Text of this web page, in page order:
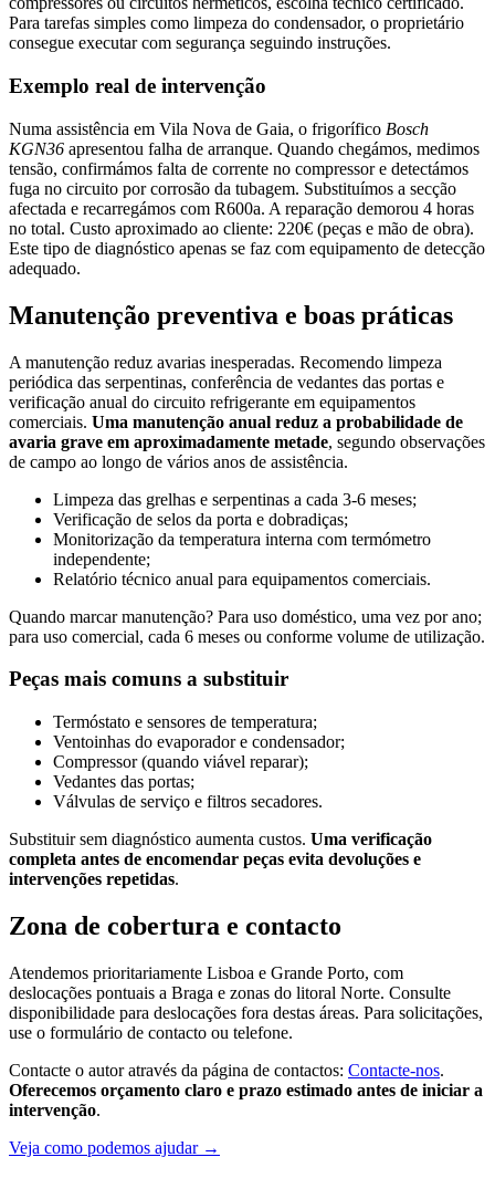
Para tarefas simples como limpeza do condensador, o proprietário
consegue executar com segurança seguindo instruções.
Exemplo real de intervenção
Numa assistência em Vila Nova de Gaia, o frigorífico Bosch
KGN36 apresentou falha de arranque. Quando chegámos, medimos
tensão, confirmámos falta de corrente no compressor e detectámos
fuga no circuito por corrosão da tubagem. Substituímos a secção
afectada e recarregámos com R600a. A reparação demorou 4 horas
no total. Custo aproximado ao cliente: 220€ (peças e mão de obra).
Este tipo de diagnóstico apenas se faz com equipamento de detecção
adequado.
Manutenção preventiva e boas práticas
A manutenção reduz avarias inesperadas. Recomendo limpeza
periódica das serpentinas, conferência de vedantes das portas e
verificação anual do circuito refrigerante em equipamentos
comerciais. Uma manutenção anual reduz a probabilidade de
avaria grave em aproximadamente metade, segundo observações
de campo ao longo de vários anos de assistência.
Limpeza das grelhas e serpentinas a cada 3-6 meses;
Verificação de selos da porta e dobradiças;
Monitorização da temperatura interna com termómetro
independente;
Relatório técnico anual para equipamentos comerciais.
Quando marcar manutenção? Para uso doméstico, uma vez por ano;
para uso comercial, cada 6 meses ou conforme volume de utilização.
Peças mais comuns a substituir
Termóstato e sensores de temperatura;
Ventoinhas do evaporador e condensador;
Compressor (quando viável reparar);
Vedantes das portas;
Válvulas de serviço e filtros secadores.
Substituir sem diagnóstico aumenta custos. Uma verificação
completa antes de encomendar peças evita devoluções e
intervenções repetidas.
Zona de cobertura e contacto
Atendemos prioritariamente Lisboa e Grande Porto, com
deslocações pontuais a Braga e zonas do litoral Norte. Consulte
disponibilidade para deslocações fora destas áreas. Para solicitações,
use o formulário de contacto ou telefone.
Contacte o autor através da página de contactos: Contacte-nos.
Oferecemos orçamento claro e prazo estimado antes de iniciar a
intervenção.
Veja como podemos ajudar →